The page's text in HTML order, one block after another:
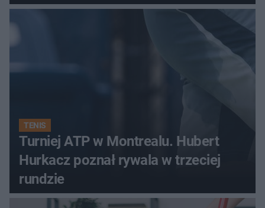
podczas Silesia Memoriału
Kamili Skolimowskiej
TENIS
Turniej ATP w Montrealu. Hubert
Hurkacz poznał rywala w trzeciej
rundzie